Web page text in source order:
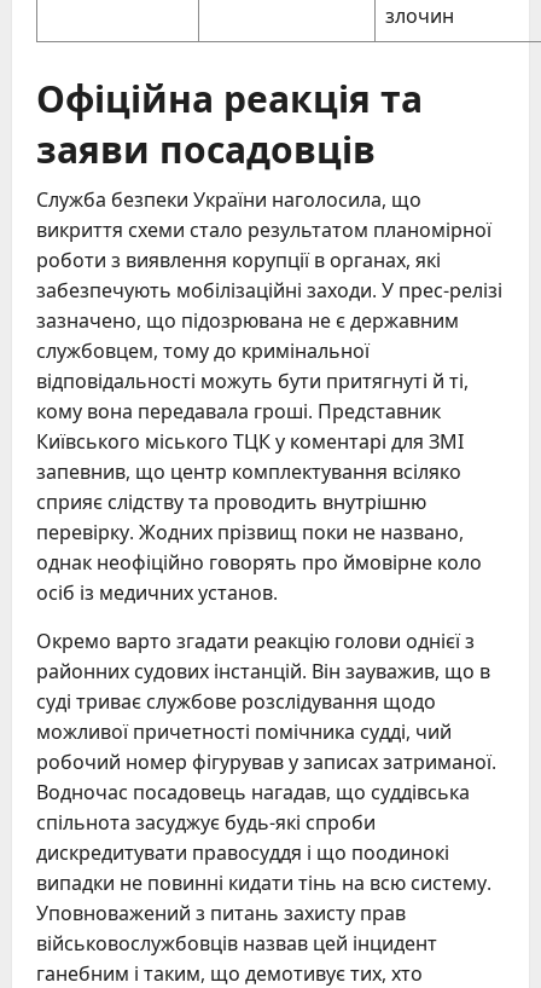
злочин
Офіційна реакція та
заяви посадовців
Служба безпеки України наголосила, що
викриття схеми стало результатом планомірної
роботи з виявлення корупції в органах, які
забезпечують мобілізаційні заходи. У прес-релізі
зазначено, що підозрювана не є державним
службовцем, тому до кримінальної
відповідальності можуть бути притягнуті й ті,
кому вона передавала гроші. Представник
Київського міського ТЦК у коментарі для ЗМІ
запевнив, що центр комплектування всіляко
сприяє слідству та проводить внутрішню
перевірку. Жодних прізвищ поки не названо,
однак неофіційно говорять про ймовірне коло
осіб із медичних установ.
Окремо варто згадати реакцію голови однієї з
районних судових інстанцій. Він зауважив, що в
суді триває службове розслідування щодо
можливої причетності помічника судді, чий
робочий номер фігурував у записах затриманої.
Водночас посадовець нагадав, що суддівська
спільнота засуджує будь-які спроби
дискредитувати правосуддя і що поодинокі
випадки не повинні кидати тінь на всю систему.
Уповноважений з питань захисту прав
військовослужбовців назвав цей інцидент
ганебним і таким, що демотивує тих, хто